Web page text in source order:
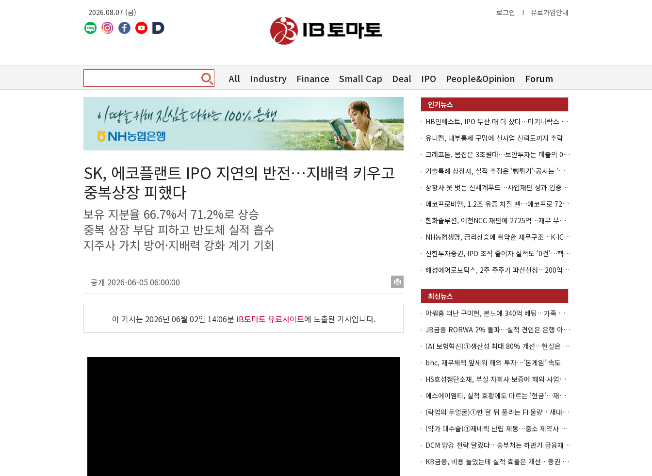
2026.08.07 (금) 로그인 I 유료가입안내
All Industry Finance Small Cap Deal IPO People&Opinion Forum
SK, 에코플랜트 IPO 지연의 반전…지배력 키우고
중복상장 피했다
보유 지분율 66.7%서 71.2%로 상승
중복 상장 부담 피하고 반도체 실적 흡수
지주사 가치 방어·지배력 강화 계기 기회
공개 2026-06-05 06:00:00
이 기사는 2026년 06월 02일 14:06분 IB토마토 유료사이트에 노출된 기사입니다.
HB인베스트, IPO 무산 때 더 샀다…마키나락스 투자 2.7배 회수
유니켐, 내부통제 구멍에 신사업 신뢰도까지 추락
크래프톤, 몸집은 3조원대…보안투자는 매출의 0.4%
기술특례 상장사, 실적 추정은 '뻥튀기'·공시는 '누락'
상장사 옷 벗는 신세계푸드…사업재편 성과 입증할까
에코프로비엠, 1.2조 유증 차질 땐…에코프로 7270억 '독박'
한화솔루션, 여천NCC 재편에 2725억…재무 부담 커지나
NH농협생명, 금리상승에 취약한 재무구조…K-ICS 변동성 '주의보'
신한투자증권, IPO 조직 줄이자 실적도 '0건'…핵심 인력까지 이탈
해성에어로보틱스, 2주 주주가 파산신청…200억 CB 분쟁 확산
아워홈 떠난 구미현, 본느에 340억 베팅…가족 지배체제 구축
JB금융 RORWA 2% 돌파…실적 견인은 은행 아닌 캐피탈
(AI 보험혁신)①생산성 최대 80% 개선…현실은 '실행 격차'
bhc, 재무체력 앞세워 해외 투자…'본게임' 속도
HS효성첨단소재, 부실 자회사 보증에 해외 사업까지…부담 '가중'
에스에이엠티, 실적 호황에도 마르는 '현금'…재고·달러빚 부담 확대
(락업의 두얼굴)①한 달 뒤 풀리는 FI 물량…새내기주 오버행 경계
(약가 대수술)①제네릭 난립 제동…중소 제약사 수익성 비상
DCM 양강 전략 달랐다…승부처는 하반기 금융채 빅딜
KB금융, 비용 늘었는데 실적 효율은 개선…증권 호황 효과